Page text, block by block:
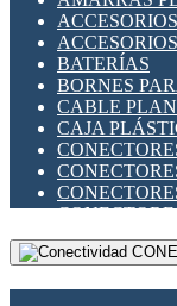
LLAVES
MEDIDORES
MOTORES
PANTALLAS
PLC -
RELÉS DE
SENSORES
BATERÍAS
BORNES
CABLE
CAJA
DIP